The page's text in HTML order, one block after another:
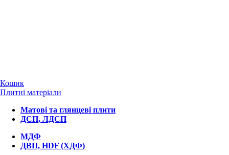
Кошик
Плитні матеріали
Матові та глянцеві плити
ДСП, ЛДСП
МДФ
ДВП, HDF (ХДФ)